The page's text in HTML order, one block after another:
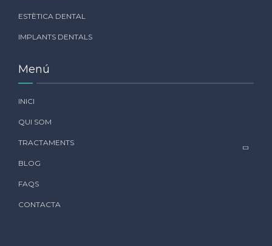
ESTÈTICA DENTAL
IMPLANTS DENTALS
Menú
INICI
QUI SOM
TRACTAMENTS
BLOG
FAQS
CONTACTA